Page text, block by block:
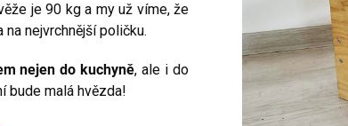
je 90 kg a my už víme, že
nejvrchnější poličku.
nejen do kuchyně, ale i do
bude malá hvězda!